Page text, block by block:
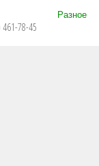
78-45
Разное